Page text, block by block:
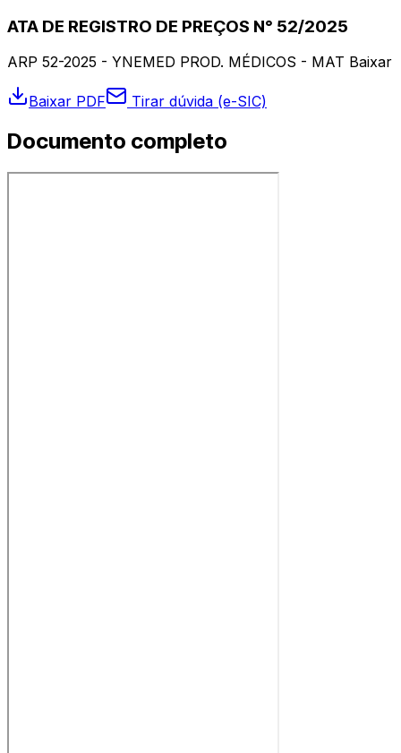
ATA DE REGISTRO DE PREÇOS N° 52/2025
ARP 52-2025 - YNEMED PROD. MÉDICOS - MAT Baixar
Baixar PDF Tirar dúvida (e-SIC)
Documento completo